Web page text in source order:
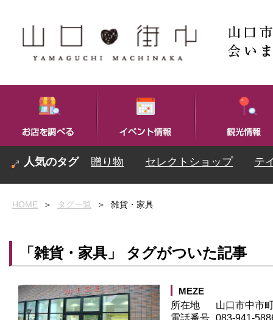
贈り物 セレクトショップ テ
HOME ＞ タグ一覧 ＞ 雑貨・家具
「雑貨・家具」 タグがついた記事
MEZE
所在地
山口市中市
電話番号 083-941-